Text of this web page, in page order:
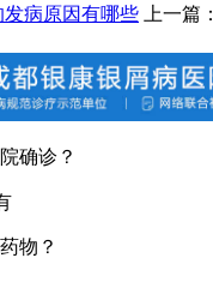
发病原因有哪些 上一篇：
确诊？
物？